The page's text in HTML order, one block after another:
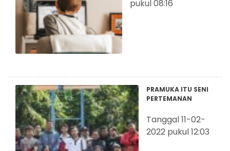
pukul 08:16
PRAMUKA ITU SENI
PERTEMANAN
Tanggal 11-02-
2022 pukul 12:03